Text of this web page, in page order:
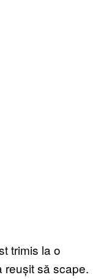
trimis la o
reușit să scape.